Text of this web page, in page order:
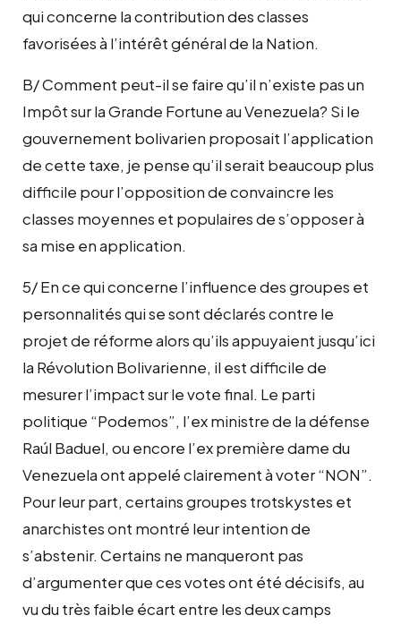
qui concerne la contribution des classes
favorisées à l’intérêt général de la Nation.
B/ Comment peut-il se faire qu’il n’existe pas un
Impôt sur la Grande Fortune au Venezuela? Si le
gouvernement bolivarien proposait l’application
de cette taxe, je pense qu’il serait beaucoup plus
difficile pour l’opposition de convaincre les
classes moyennes et populaires de s’opposer à
sa mise en application.
5/ En ce qui concerne l’influence des groupes et
personnalités qui se sont déclarés contre le
projet de réforme alors qu’ils appuyaient jusqu’ici
la Révolution Bolivarienne, il est difficile de
mesurer l’impact sur le vote final. Le parti
politique “Podemos”, l’ex ministre de la défense
Raúl Baduel, ou encore l’ex première dame du
Venezuela ont appelé clairement à voter “NON”.
Pour leur part, certains groupes trotskystes et
anarchistes ont montré leur intention de
s’abstenir. Certains ne manqueront pas
d’argumenter que ces votes ont été décisifs, au
vu du très faible écart entre les deux camps